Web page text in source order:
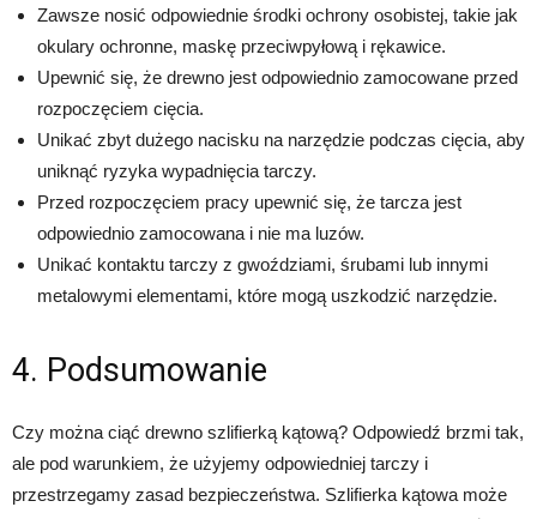
Zawsze nosić odpowiednie środki ochrony osobistej, takie jak
okulary ochronne, maskę przeciwpyłową i rękawice.
Upewnić się, że drewno jest odpowiednio zamocowane przed
rozpoczęciem cięcia.
Unikać zbyt dużego nacisku na narzędzie podczas cięcia, aby
uniknąć ryzyka wypadnięcia tarczy.
Przed rozpoczęciem pracy upewnić się, że tarcza jest
odpowiednio zamocowana i nie ma luzów.
Unikać kontaktu tarczy z gwoździami, śrubami lub innymi
metalowymi elementami, które mogą uszkodzić narzędzie.
4. Podsumowanie
Czy można ciąć drewno szlifierką kątową? Odpowiedź brzmi tak,
ale pod warunkiem, że użyjemy odpowiedniej tarczy i
przestrzegamy zasad bezpieczeństwa. Szlifierka kątowa może